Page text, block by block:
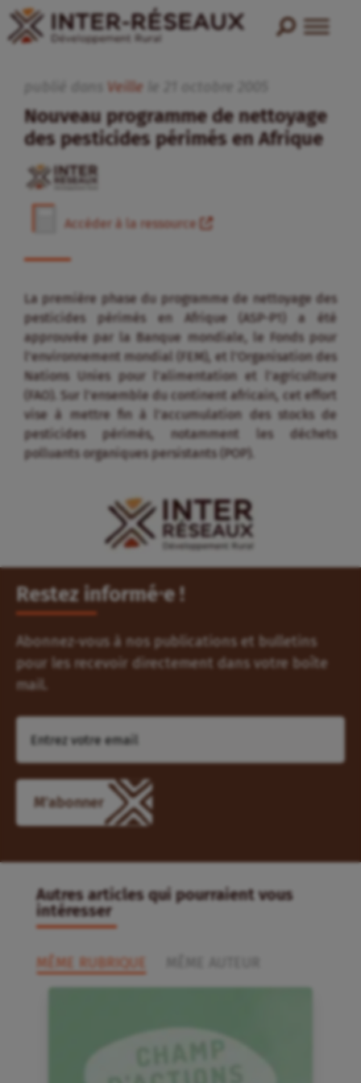
Veille
Nouveau programme de nettoyage
des pesticides périmés en Afrique
Accéder à la ressource
La première phase du programme de nettoyage des
pesticides périmés en Afrique (ASP-P1) a été
approuvée par la Banque mondiale, le Fonds pour
l’environnement mondial (FEM), et l’Organisation des
Nations Unies pour l’alimentation et l’agriculture
(FAO). Sur l’ensemble du continent africain, cet effort
vise à mettre fin à l’accumulation des stocks de
pesticides périmés, notamment les déchets
polluants organiques persistants (POP).
Restez informé⸱e !
Abonnez-vous à nos publications et bulletins
pour les recevoir directement dans votre boîte
mail.
Autres articles qui pourraient vous
intéresser
MÊME RUBRIQUE